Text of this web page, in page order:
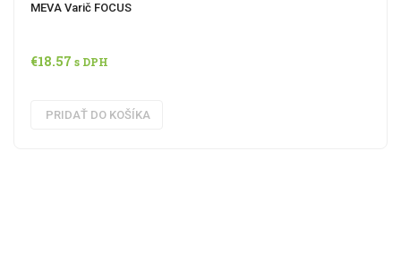
MEVA Varič FOCUS
€18.57 s DPH
PRIDAŤ DO KOŠÍKA